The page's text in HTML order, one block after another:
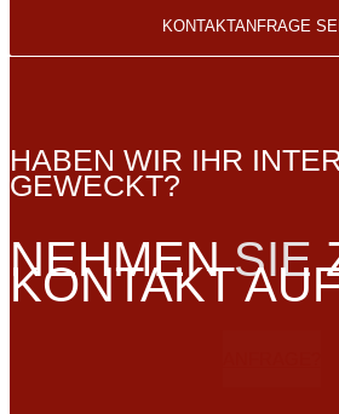
HABEN WIR IHR
GEWECKT?
NEHMENSIE
KONTAKT